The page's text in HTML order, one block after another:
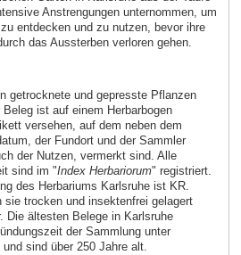
Anstrengungen unternommen, um
entdecken und zu nutzen, bevor ihre
das Aussterben verloren gehen.
getrocknete und gepresste Pflanzen
ist auf einem Herbarbogen
versehen, auf dem neben dem
der Fundort und der Sammler
der Nutzen, vermerkt sind. Alle
sind im "Index Herbariorum" registriert.
des Herbariums Karlsruhe ist KR.
sie trocken und insektenfrei gelagert
Die ältesten Belege in Karlsruhe
der Sammlung unter
sind über 250 Jahre alt.